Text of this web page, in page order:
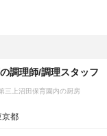
調理師/調理スタッフ
三上沼田保育園内の厨房
京都